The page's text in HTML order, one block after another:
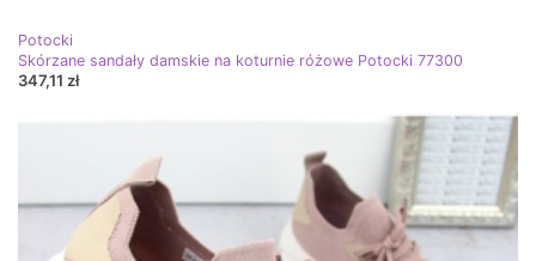
Potocki
Skórzane sandały damskie na koturnie różowe Potocki 77300
347,11 zł